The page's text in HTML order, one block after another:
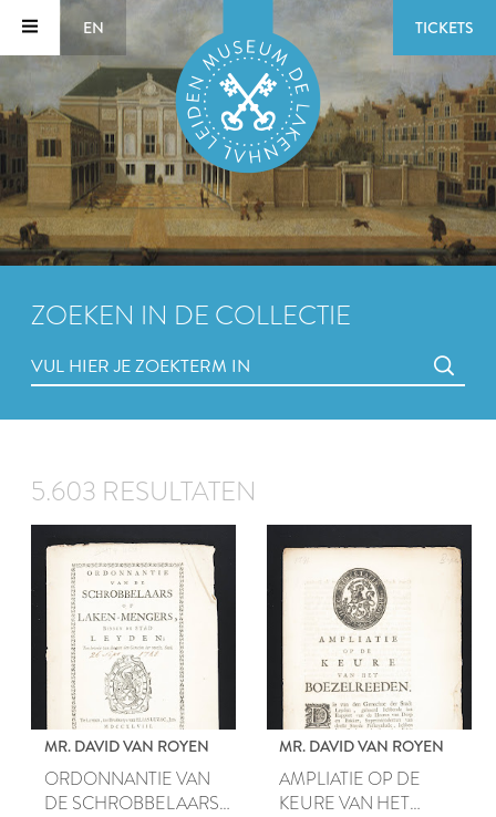
EN TICKETS
ZOEKEN IN DE COLLECTIE
5.603 RESULTATEN
MR. DAVID VAN ROYEN
ORDONNANTIE VAN
DE SCHROBBELAARS
MR. DAVID VAN ROYEN
AMPLIATIE OP DE
KEURE VAN HET